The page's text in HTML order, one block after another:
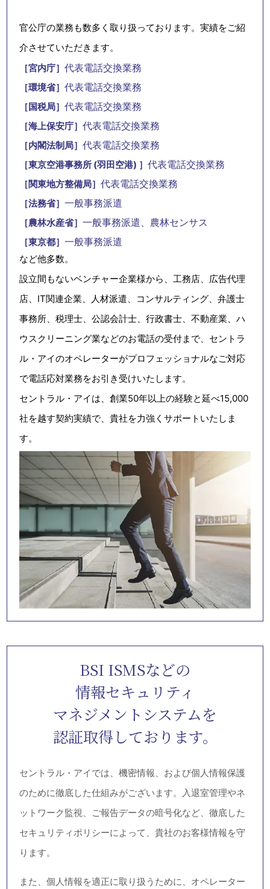
官公庁の業務も数多く取り扱っております。実績をご紹
介させていただきます。
［宮内庁］
代表電話交換業務
［環境省］ 代表電話交換業務
［国税局］ 代表電話交換業務
［海上保安庁］ 代表電話交換業務
［内閣法制局］ 代表電話交換業務
［東京空港事務所 (羽田空港) ］ 代表電話交換業務
［関東地方整備局］ 代表電話交換業務
［法務省］ 一般事務派遣
［農林水産省］ 一般事務派遣、農林センサス
［東京都］ 一般事務派遣
など他多数。
設立間もないベンチャー企業様から、工務店、広告代理
店、IT関連企業、人材派遣、コンサルティング、弁護士
事務所、税理士、公認会計士、行政書士、不動産業、ハ
ウスクリーニング業などのお電話の受付まで、セントラ
ル・アイのオペレーターがプロフェッショナルなご対応
で電話応対業務をお引き受けいたします。
セントラル・アイは、創業50年以上の経験と延べ15,000
社を越す契約実績で、貴社を力強くサポートいたしま
す。
BSI ISMSなどの
情報セキュリティ
マネジメントシステムを
認証取得しております。
セントラル・アイでは、機密情報、および個人情報保護
のために徹底した仕組みがございます。入退室管理やネ
ットワーク監視、ご報告データの暗号化など、徹底した
セキュリティポリシーによって、貴社のお客様情報を守
ります。
また、個人情報を適正に取り扱うために、オペレーター